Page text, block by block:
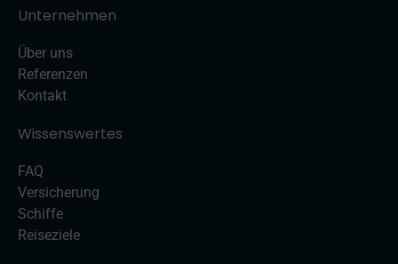
Unternehmen
Über uns
Referenzen
Kontakt
Wissenswertes
FAQ
Versicherung
Schiffe
Reiseziele